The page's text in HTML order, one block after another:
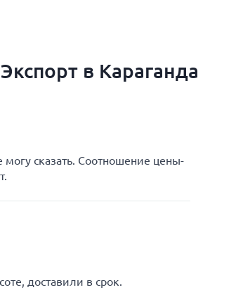
в Караганда
могу сказать. Соотношение цены-
доставили в срок.